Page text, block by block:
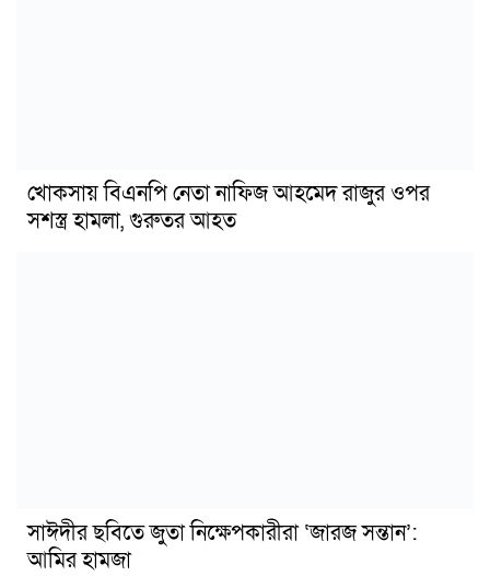
খোকসায় বিএনপি নেতা নাফিজ আহমেদ রাজুর ওপর
সশস্ত্র হামলা, গুরুতর আহত
সাঈদীর ছবিতে জুতা নিক্ষেপকারীরা ‘জারজ সন্তান’:
আমির হামজা